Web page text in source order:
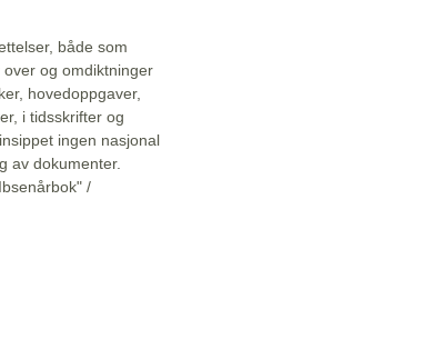
både som
og omdiktninger
hovedoppgaver,
i tidsskrifter og
ingen nasjonal
av dokumenter.
/